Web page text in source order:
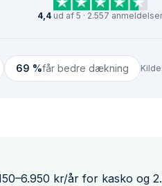
4,4 ud af 5 · 2.557
69 %får bedre dækning Kilde:
kr/år for kasko og